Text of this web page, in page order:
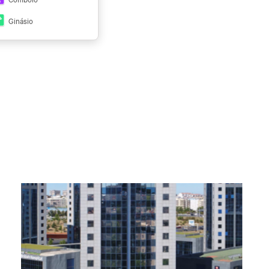
Ginásio